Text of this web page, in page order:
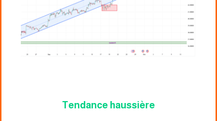
Tendance haussière